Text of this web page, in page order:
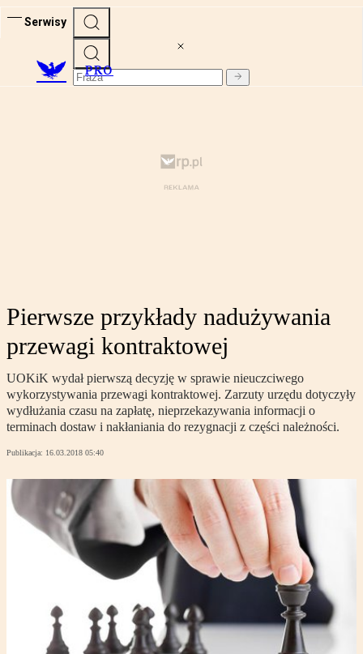
Serwisy
PRO
Pierwsze przykłady nadużywania
przewagi kontraktowej
UOKiK wydał pierwszą decyzję w sprawie nieuczciwego
wykorzystywania przewagi kontraktowej. Zarzuty urzędu dotyczyły
wydłużania czasu na zapłatę, nieprzekazywania informacji o
terminach dostaw i nakłaniania do rezygnacji z części należności.
Publikacja: 16.03.2018 05:40